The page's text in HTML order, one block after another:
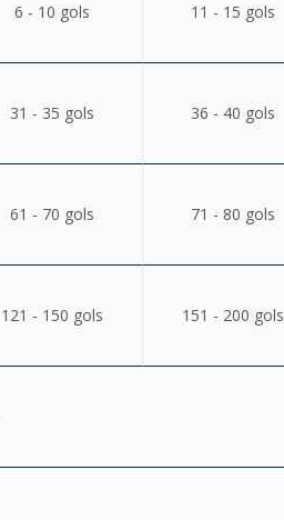
6 - 10 gols 11 - 15 gols
31 - 35 gols 36 - 40 gols
61 - 70 gols 71 - 80 gols
121 - 150 gols 151 - 200 gols